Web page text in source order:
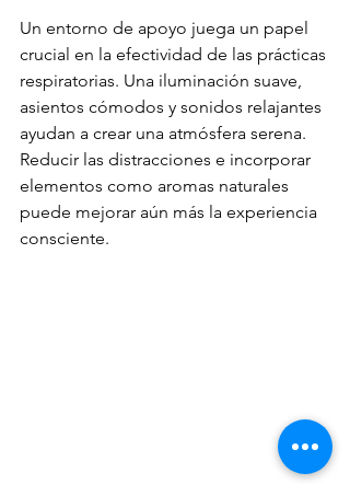
Un entorno de apoyo juega un papel
crucial en la efectividad de las prácticas
respiratorias. Una iluminación suave,
asientos cómodos y sonidos relajantes
ayudan a crear una atmósfera serena.
Reducir las distracciones e incorporar
elementos como aromas naturales
puede mejorar aún más la experiencia
consciente.